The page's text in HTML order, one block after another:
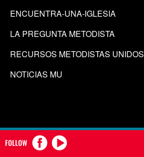
ENCUENTRA-UNA-IGLESIA
LA PREGUNTA METODISTA
RECURSOS METODISTAS UNIDOS
NOTICIAS MU
FOLLOW